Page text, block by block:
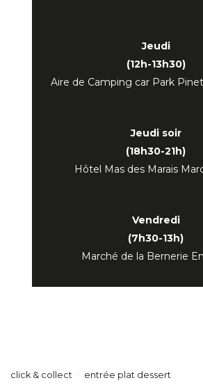
Jeudi
(12h-13h30)
Aire de Camping car Park
Jeudi soir
(18h30-21h)
Hôtel Mas des Marais
Vendredi
(7h30-13h)
Marché de la Bernerie
click & collect
entrée plat dessert